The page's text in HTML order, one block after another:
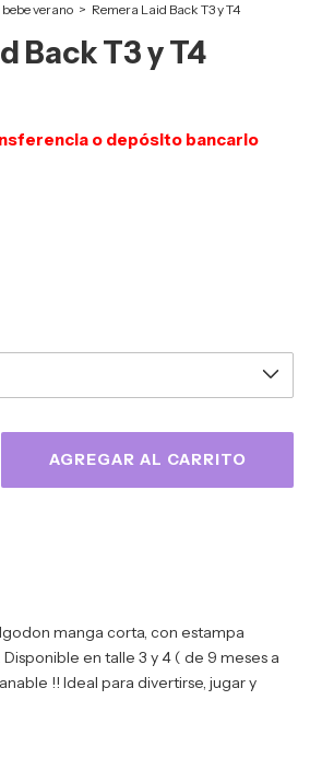
verano > Remera Laid Back T3 y T4
Back T3 y T4
o depósito bancario
manga corta, con estampa
en talle 3 y 4 ( de 9 meses a
!! Ideal para divertirse, jugar y